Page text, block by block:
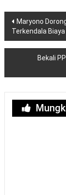
Navigasi
pos
Maryono
Terkendala Biaya
Bekali